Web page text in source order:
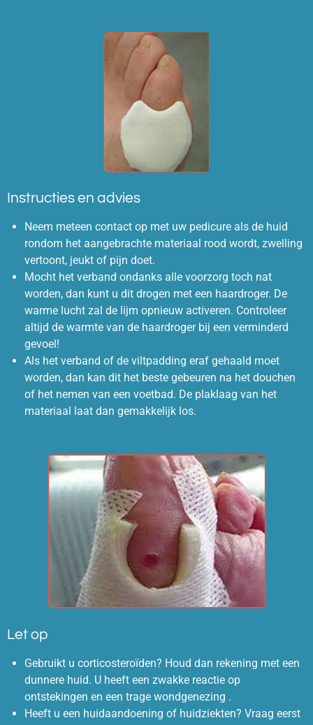
Instructies en advies
Neem meteen contact op met uw pedicure als de huid
rondom het aangebrachte materiaal rood wordt, zwelling
vertoont, jeukt of pijn doet.
Mocht het verband ondanks alle voorzorg toch nat
worden, dan kunt u dit drogen met een haardroger. De
warme lucht zal de lijm opnieuw activeren. Controleer
altijd de warmte van de haardroger bij een verminderd
gevoel!
Als het verband of de viltpadding eraf gehaald moet
worden, dan kan dit het beste gebeuren na het douchen
of het nemen van een voetbad. De plaklaag van het
materiaal laat dan gemakkelijk los.
Let op
Gebruikt u corticosteroïden? Houd dan rekening met een
dunnere huid. U heeft een zwakke reactie op
ontstekingen en een trage wondgenezing .
Heeft u een huidaandoening of huidziekten? Vraag eerst